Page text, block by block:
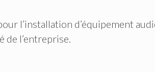
l’installation d’équipement
de l’entreprise.